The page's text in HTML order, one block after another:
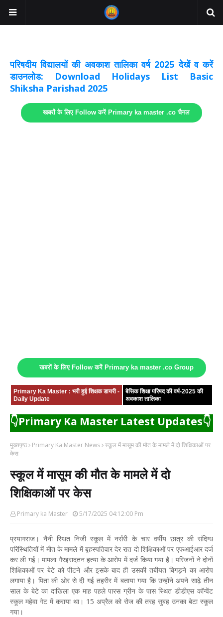
परिषदीय विद्यालयों की अवकाश तालिका वर्ष 2025 देखें व करें
डाउनलोड: Download Holidays List Basic
Shiksha Parishad 2025
खबरों के लिए Follow करें Primary ka master .co चैनल
खबरों के लिए Follow करें Primary ka master .co Group
Primary Ka Master : भरी हुई शिक्षक डायरी -
Daily Update
बेसिक शिक्षा परिषद की वर्ष-2025 की
अवकाश तालिका
👇Primary Ka Master Latest Updates👇
मुख्यपृष्ठ Primary Ka Master News स्कूल में मासूम की मौत के मामले में दो शिक्षिकाओं पर
केस
स्कूल में मासूम की मौत के मामले में दो
शिक्षिकाओं पर केस
Primary ka Master 5/17/2025 04:12:00 Pm
प्रयागराज। नैनी स्थित निजी स्कूल में नर्सरी के चार वर्षीय छात्र की संदिग्ध
परिस्थितियों में मौत के मामले में बृहस्पतिवार देर रात दो शिक्षिकाओं पर एफआईआर दर्ज
कर ली गई। मामला गैरइरादतन हत्या के आरोप में दर्ज किया गया है। परिजनों ने दोनों
शिक्षिकाओं पर बेटे को पीटने और इसके बाद ही उसकी तबीयत बिगड़ने का आरोप
लगाया है। पिता की ओर से दी गई तहरीर में बताया गया कि उन्होंने अपने साढ़े तीन
साल के बेटे का दाखिला एक माह पहले पारस ग्रीन के पास स्थित डीडीएस कॉन्वेंट
स्कूल महेवा गेट में कराया था। 15 अप्रैल को रोज की तरह सुबह उनका बेटा स्कूल
गया।